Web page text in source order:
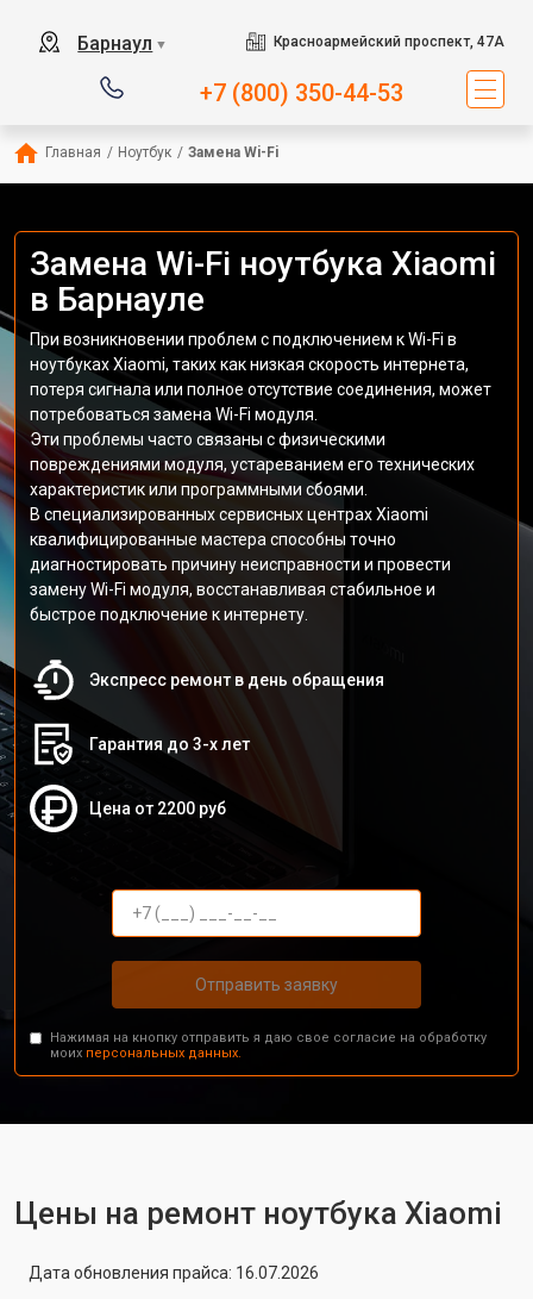
Барнаул ▼ Красноармейский проспект, 47А
+7 (800) 350-44-53
Главная / Ноутбук / Замена Wi-Fi
Замена Wi-Fi ноутбука Xiaomi
в Барнауле
При возникновении проблем с подключением к Wi-Fi в
ноутбуках Xiaomi, таких как низкая скорость интернета,
потеря сигнала или полное отсутствие соединения, может
потребоваться замена Wi-Fi модуля.
Эти проблемы часто связаны с физическими
повреждениями модуля, устареванием его технических
характеристик или программными сбоями.
В специализированных сервисных центрах Xiaomi
квалифицированные мастера способны точно
диагностировать причину неисправности и провести
замену Wi-Fi модуля, восстанавливая стабильное и
быстрое подключение к интернету.
Экспресс ремонт в день обращения
Гарантия до 3-х лет
Цена от 2200 руб
Отправить заявку
Нажимая на кнопку отправить я даю свое согласие на обработку
моих персональных данных.
Цены на ремонт ноутбука Xiaomi
Дата обновления прайса: 16.07.2026